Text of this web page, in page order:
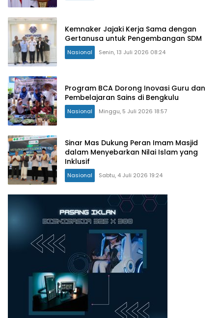
Kemnaker Jajaki Kerja Sama dengan
Gertanusa untuk Pengembangan SDM
Nasional Senin, 13 Juli 2026 08:24
Program BCA Dorong Inovasi Guru dan
Pembelajaran Sains di Bengkulu
Nasional Minggu, 5 Juli 2026 18:57
Sinar Mas Dukung Peran Imam Masjid
dalam Menyebarkan Nilai Islam yang
Inklusif
Nasional Sabtu, 4 Juli 2026 19:24